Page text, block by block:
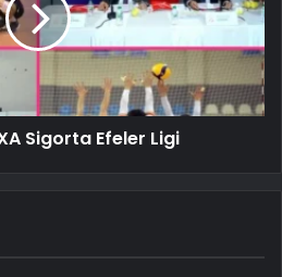
Sigorta Efeler Ligi